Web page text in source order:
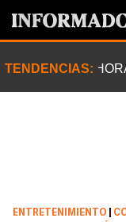
TENDENCIAS:
ENTRETENIMIENTO